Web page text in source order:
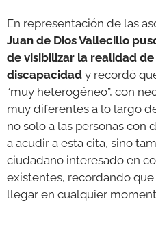
En representación de las
Juan de Dios Vallecillo
de visibilizar la realidad
discapacidad y recordó
“muy heterogéneo”, con
muy diferentes a lo largo
no solo a las personas con
a acudir a esta cita, sino
ciudadano interesado en
existentes, recordando
llegar en cualquier